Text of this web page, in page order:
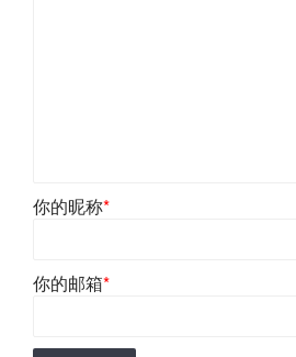
你的昵称*
你的邮箱*